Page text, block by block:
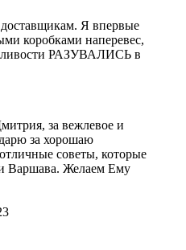
Я впервые
коробками наперевес,
РАЗУВАЛИСЬ в
за вежлевое и
за хорошаю
советы, которые
Варшава. Желаем Ему